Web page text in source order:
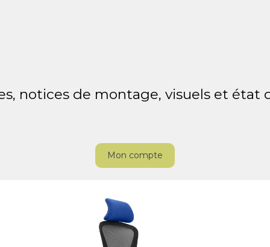
notices de montage, visuels et
Mon compte